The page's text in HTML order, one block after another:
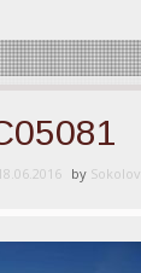
18.06.2016 by Sokolov